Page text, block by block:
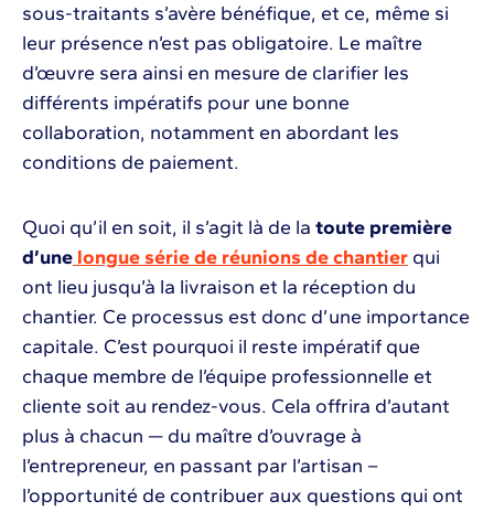
sous-traitants s’avère bénéfique, et ce, même si
leur présence n’est pas obligatoire. Le maître
d’œuvre sera ainsi en mesure de clarifier les
différents impératifs pour une bonne
collaboration, notamment en abordant les
conditions de paiement.
Quoi qu’il en soit, il s’agit là de la toute première
d’une longue série de réunions de chantier qui
ont lieu jusqu’à la livraison et la réception du
chantier. Ce processus est donc d’une importance
capitale. C’est pourquoi il reste impératif que
chaque membre de l’équipe professionnelle et
cliente soit au rendez-vous. Cela offrira d’autant
plus à chacun — du maître d’ouvrage à
l’entrepreneur, en passant par l’artisan –
l’opportunité de contribuer aux questions qui ont